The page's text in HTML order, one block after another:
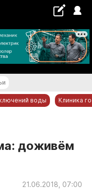
°С
воды Клиника
доживём
21.06.2018, 07:00